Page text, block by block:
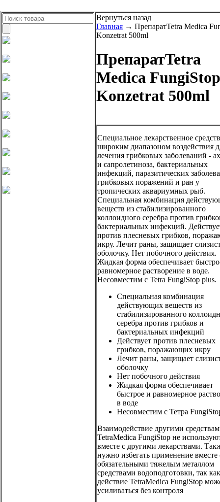
Вернуться назад
Главная → ПрепаратTetra Medica
Konzetrat 500ml
ПрепаратTetra
Medica FungiStop
Konzetrat 500ml
Специальное лекарственное
широким диапазоном воздействия
лечения грибковых заболеваний -
и сапролетиноза, бактериальных
инфекций, паразитических
грибковых поражений и ран у
тропических аквариумных рыб.
Специальная комбинация
веществ из стабилизированного
коллоидного серебра против
бактериальных инфекций.
против плесневых грибков,
икру. Лечит раны, защищает
оболочку. Нет побочного действия.
Жидкая форма обеспечивает
равномерное растворение в воде.
Несовместим с Tetra FungiStop pius.
Специальная комбинация
действующих веществ из
стабилизированного
серебра против грибков и
бактериальных инфекций
Действует против плесневых
грибков, поражающих икру
Лечит раны, защищает
оболочку
Нет побочного действия
Жидкая форма обеспечивает
быстрое и равномерное
в воде
Несовместим с Тетра
Взаимодействие другими
TetraMedica FungiStop не
вместе с другими лекарствами.
нужно избегать применение вместе
обязательными тяжелым металлом
средствами водоподготовки, так как
действие TetraMedica FungiStop
усиливаться без контроля